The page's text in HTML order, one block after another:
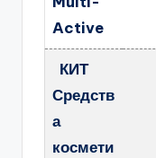
Active
КИТ
Средств
а
космети